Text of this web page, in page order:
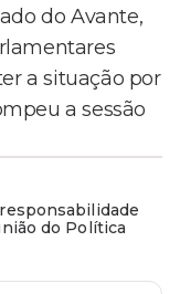
do Avante,
a situação por
a sessão
do Política